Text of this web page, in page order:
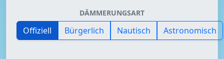
DÄMMERUNGSART
Offiziell Bürgerlich Nautisch Astronomisch